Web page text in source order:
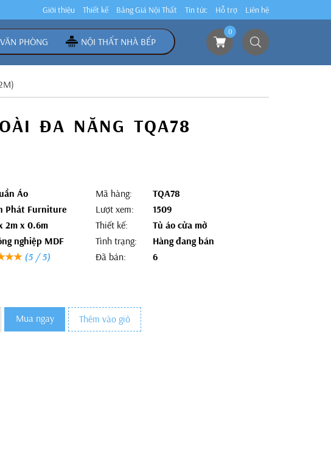
Giới thiệu Thiết kế Bảng Giá Nội Thất Tin tức Hỗ trợ Liên hệ
PHÒNG NỘI THẤT NHÀ BẾP
0
ĐA NĂNG TQA78
Áo Mã hàng:
TQA78
Phát Furniture Lượt xem:
1509
2m x 0.6m Thiết kế:
Tủ áo cửa mở
nghiệp MDF Tình trạng:
Hàng đang bán
(5 / 5) Đã bán: 6
Mua ngay Thêm vào giỏ